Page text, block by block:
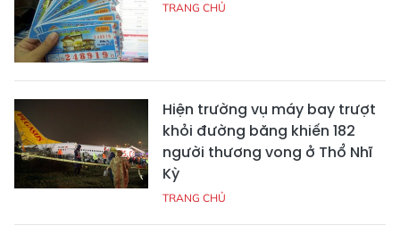
TRANG CHỦ
Hiện trường vụ máy bay trượt
khỏi đường băng khiến 182
người thương vong ở Thổ Nhĩ
Kỳ
TRANG CHỦ